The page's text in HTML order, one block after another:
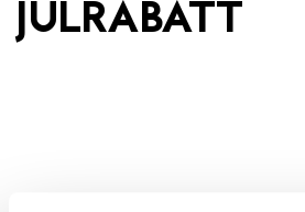
JULRABATT